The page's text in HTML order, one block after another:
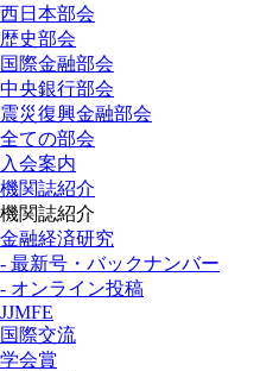
西日本部会
歴史部会
国際金融部会
中央銀行部会
震災復興金融部会
全ての部会
入会案内
機関誌紹介
機関誌紹介
金融経済研究
- 最新号・バックナンバー
- オンライン投稿
JJMFE
国際交流
学会賞